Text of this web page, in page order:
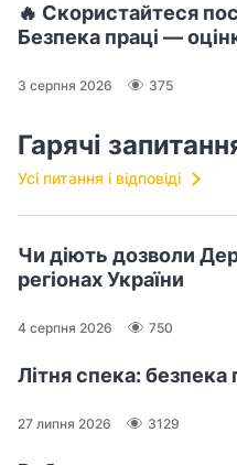
🔥 Скористайтеся
Безпека праці —
3 серпня 2026 375
Гарячі
Усі питання і відповіді
Чи діють дозволи
регіонах України
4 серпня 2026 750
Літня спека:
27 липня 2026 3129